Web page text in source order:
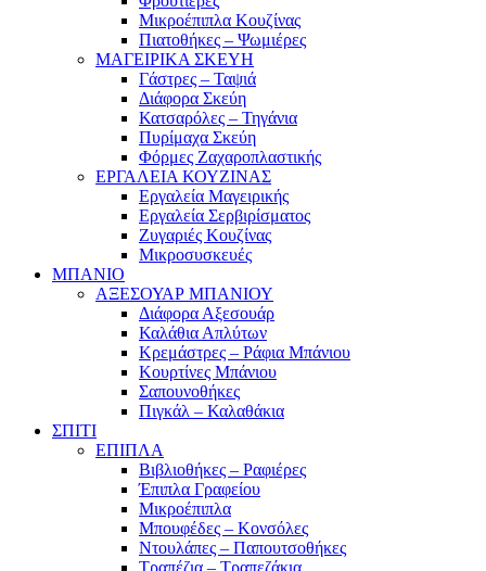
Μικροέπιπλα Κουζίνας
Πιατοθήκες – Ψωμιέρες
ΜΑΓΕΙΡΙΚΑ ΣΚΕΥΗ
Γάστρες – Ταψιά
Διάφορα Σκεύη
Κατσαρόλες – Τηγάνια
Πυρίμαχα Σκεύη
Φόρμες Ζαχαροπλαστικής
ΕΡΓΑΛΕΙΑ ΚΟΥΖΙΝΑΣ
Εργαλεία Μαγειρικής
Εργαλεία Σερβιρίσματος
Ζυγαριές Κουζίνας
Μικροσυσκευές
ΜΠΑΝΙΟ
ΑΞΕΣΟΥΑΡ ΜΠΑΝΙΟΥ
Διάφορα Αξεσουάρ
Καλάθια Απλύτων
Κρεμάστρες – Ράφια Μπάνιου
Κουρτίνες Μπάνιου
Σαπουνοθήκες
Πιγκάλ – Καλαθάκια
ΣΠΙΤΙ
ΕΠΙΠΛΑ
Βιβλιοθήκες – Ραφιέρες
Έπιπλα Γραφείου
Μικροέπιπλα
Μπουφέδες – Κονσόλες
Ντουλάπες – Παπουτσοθήκες
Τραπέζια – Τραπεζάκια